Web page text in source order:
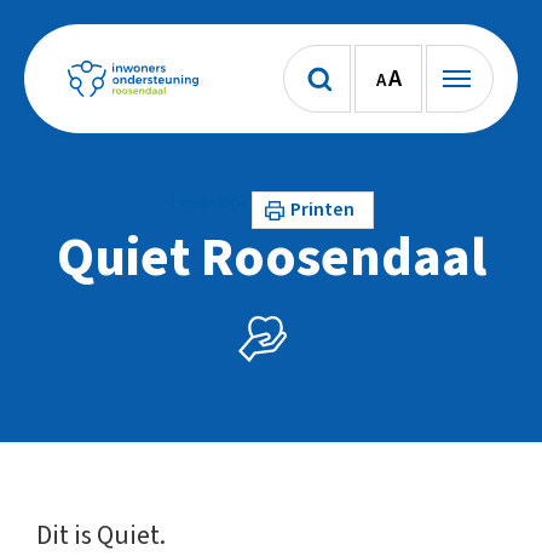
AA
Printen
Quiet Roosendaal
Dit is Quiet.